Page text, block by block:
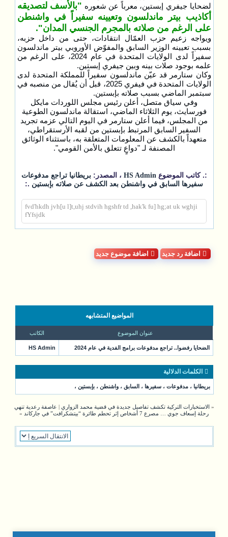
لضحايا جيفري إبستين، معرباً عن شعوره "بالأسف لتصديقه
أكاذيب بيتر ماندلسون وتعيينه سفيراً في واشنطن
على الرغم من صلاته بالمجرم الجنسي المدان".
ويواجه زعيم حزب العمّال انتقادات، حتى من داخل حزبه،
بسبب تعيينه الوزير السابق والمفوّض الأوروبي بيتر ماندلسون
سفيراً لدى الولايات المتحدة في عام 2024، على الرغم من
علمه بوجود صلات بينه وبين جيفري إبستين.
وكان ستارمر قد عيّن ماندلسون سفيراً للمملكة المتحدة لدى
الولايات المتحدة في فيفري 2025، قبل أن يُقال من منصبه في
سبتمبر الماضي بسبب صلاته بإبستين.
وفي سياق متصل، أعلن رئيس مجلس اللوردات مايكل
فورسايث، يوم الثلاثاء الماضي، استقالة ماندلسون الطوعية
من المجلس، فيما أعلن ستارمر في اليوم التالي عزمه تجريد
السفير السابق المرتبط بإبستين من لقبه الأرستقراطي،
متعهداً بالكشف عن المعلومات المتعلقة به، باستثناء الوثائق
المصنفة لـ "دواعٍ تتعلق بالأمن القومي".
:. كاتب الموضوع HS Admin ، المصدر:بريطانيا تراجع مدفوعات
سفيرها السابق في واشنطن بعد الكشف عن صلاته بإبستين .:
fvd'hkdh jvh[u l]t,uhj stdvih hgshfr td ,hak'k fu] hg;at uk wghji
fYfsjdk
اضافة رد جديد اضافة موضوع جديد
المواضيع المتشابهه
عنوان الموضوع الكاتب
الضحايا رفضوا.. تراجع مدفوعات برامج الفدية في عام 2024 HS Admin
الكلمات الدلالية
بريطانيا ،مدفوعات ،سفيرها ، السابق ،واشنطن ،بإبستين ،
« الاستخبارات التركية تكشف تفاصيل جديدة في قضية محمد الزواري | عاصفة رعدية تنهي
رحلة إسعاف جوي … مصرع 7 أشخاص إثر تحطم طائرة “بيتشكرافت” في جاركاند
»